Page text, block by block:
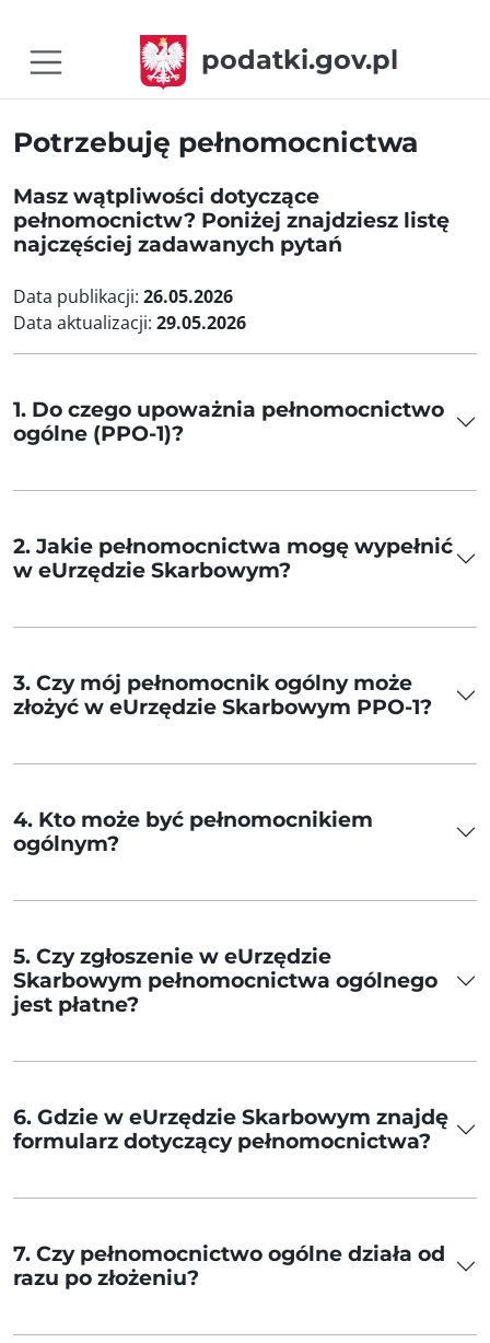
podatki.gov.pl
Potrzebuję pełnomocnictwa
Masz wątpliwości dotyczące
pełnomocnictw? Poniżej znajdziesz listę
najczęściej zadawanych pytań
Data publikacji: 26.05.2026
Data aktualizacji: 29.05.2026
1. Do czego upoważnia pełnomocnictwo
ogólne (PPO-1)?
2. Jakie pełnomocnictwa mogę wypełnić
w eUrzędzie Skarbowym?
3. Czy mój pełnomocnik ogólny może
złożyć w eUrzędzie Skarbowym PPO-1?
4. Kto może być pełnomocnikiem
ogólnym?
5. Czy zgłoszenie w eUrzędzie
Skarbowym pełnomocnictwa ogólnego
jest płatne?
6. Gdzie w eUrzędzie Skarbowym znajdę
formularz dotyczący pełnomocnictwa?
7. Czy pełnomocnictwo ogólne działa od
razu po złożeniu?